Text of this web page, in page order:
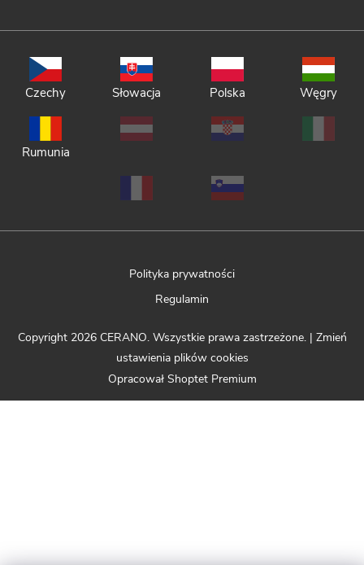
Czechy Słowacja Polska Węgry
Rumunia
Polityka prywatności
Regulamin
Opracował Shoptet Premium
Copyright 2026 CERANO. Wszystkie prawa zastrzeżone. | Zmień
ustawienia plików cookies